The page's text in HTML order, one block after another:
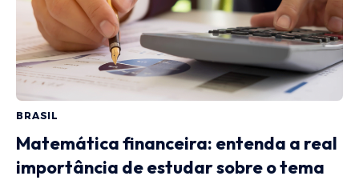
BRASIL
Matemática financeira: entenda a real
importância de estudar sobre o tema